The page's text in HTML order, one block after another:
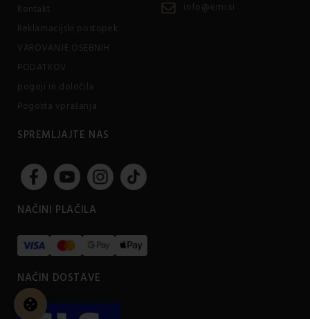
Kontakt
Reklamacijski postopek
VAROVANJE OSEBNIH
PODATKOV
pogoji in določila
Pogosta vprašanja
info@emi.si
SPREMLJAJTE NAS
NAČINI PLAČILA
NAČIN DOSTAVE